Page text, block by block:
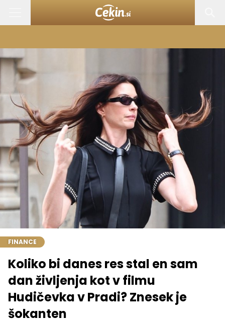
FINANCE
Koliko bi danes res stal en sam
dan življenja kot v filmu
Hudičevka v Pradi? Znesek je
šokanten